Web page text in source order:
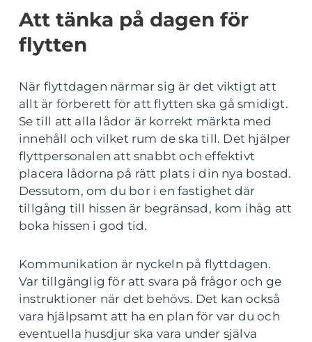
Att tänka på dagen för
flytten
När flyttdagen närmar sig är det viktigt att
allt är förberett för att flytten ska gå smidigt.
Se till att alla lådor är korrekt märkta med
innehåll och vilket rum de ska till. Det hjälper
flyttpersonalen att snabbt och effektivt
placera lådorna på rätt plats i din nya bostad.
Dessutom, om du bor i en fastighet där
tillgång till hissen är begränsad, kom ihåg att
boka hissen i god tid.
Kommunikation är nyckeln på flyttdagen.
Var tillgänglig för att svara på frågor och ge
instruktioner när det behövs. Det kan också
vara hjälpsamt att ha en plan för var du och
eventuella husdjur ska vara under själva